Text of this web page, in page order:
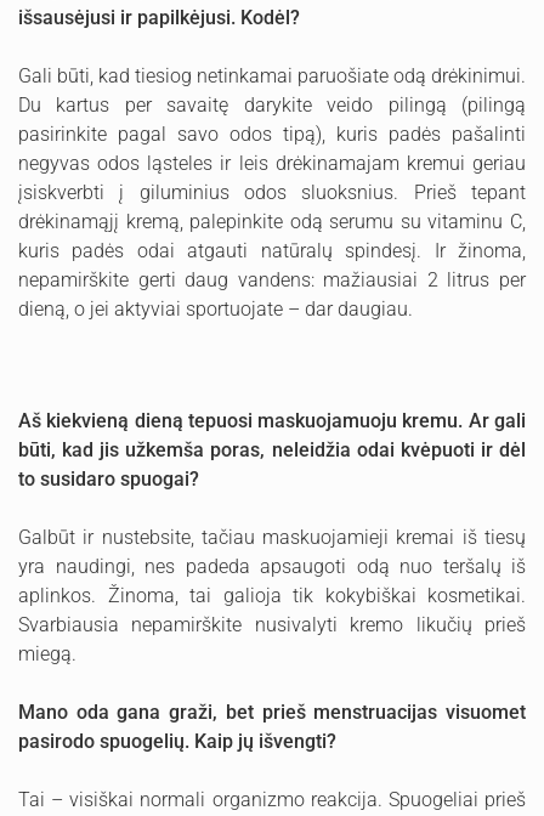
išsausėjusi ir papilkėjusi. Kodėl?
Gali būti, kad tiesiog netinkamai paruošiate odą drėkinimui.
Du kartus per savaitę darykite veido pilingą (pilingą
pasirinkite pagal savo odos tipą), kuris padės pašalinti
negyvas odos ląsteles ir leis drėkinamajam kremui geriau
įsiskverbti į giluminius odos sluoksnius. Prieš tepant
drėkinamąjį kremą, palepinkite odą serumu su vitaminu C,
kuris padės odai atgauti natūralų spindesį. Ir žinoma,
nepamirškite gerti daug vandens: mažiausiai 2 litrus per
dieną, o jei aktyviai sportuojate – dar daugiau.
Aš kiekvieną dieną tepuosi maskuojamuoju kremu. Ar gali
būti, kad jis užkemša poras, neleidžia odai kvėpuoti ir dėl
to susidaro spuogai?
Galbūt ir nustebsite, tačiau maskuojamieji kremai iš tiesų
yra naudingi, nes padeda apsaugoti odą nuo teršalų iš
aplinkos. Žinoma, tai galioja tik kokybiškai kosmetikai.
Svarbiausia nepamirškite nusivalyti kremo likučių prieš
miegą.
Mano oda gana graži, bet prieš menstruacijas visuomet
pasirodo spuogelių. Kaip jų išvengti?
Tai – visiškai normali organizmo reakcija. Spuogeliai prieš